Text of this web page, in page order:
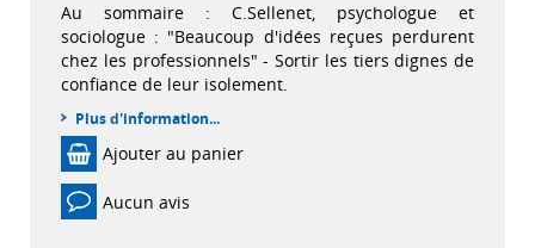
Au sommaire : C.Sellenet, psychologue et
sociologue : "Beaucoup d'idées reçues perdurent
chez les professionnels" - Sortir les tiers dignes de
confiance de leur isolement.
Plus d'information...
Ajouter au panier
Aucun avis